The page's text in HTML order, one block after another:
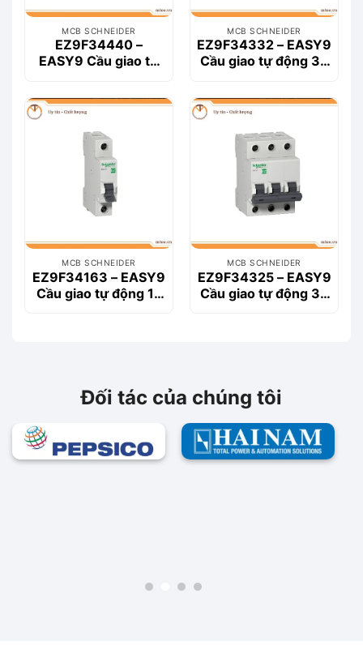
MCB SCHNEIDER
EZ9F34440 –
EASY9 Cầu giao tự
MCB SCHNEIDER
EZ9F34332 – EASY9
Cầu giao tự động 3P
MCB SCHNEIDER
EZ9F34163 – EASY9
Cầu giao tự động 1P
MCB SCHNEIDER
EZ9F34325 – EASY9
Cầu giao tự động 3P
Đối tác của chúng tôi